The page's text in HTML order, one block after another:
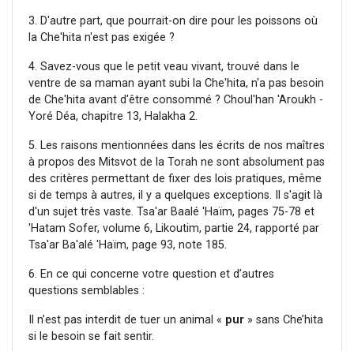
3. D'autre part, que pourrait-on dire pour les poissons où
la Che'hita n'est pas exigée ?
4. Savez-vous que le petit veau vivant, trouvé dans le
ventre de sa maman ayant subi la Che'hita, n'a pas besoin
de Che'hita avant d'être consommé ? Choul'han 'Aroukh -
Yoré Déa, chapitre 13, Halakha 2.
5. Les raisons mentionnées dans les écrits de nos maîtres
à propos des Mitsvot de la Torah ne sont absolument pas
des critères permettant de fixer des lois pratiques, même
si de temps à autres, il y a quelques exceptions. Il s'agit là
d'un sujet très vaste. Tsa'ar Baalé 'Haïm, pages 75-78 et
'Hatam Sofer, volume 6, Likoutim, partie 24, rapporté par
Tsa'ar Ba'alé 'Haïm, page 93, note 185.
6. En ce qui concerne votre question et d’autres
questions semblables :
Il n’est pas interdit de tuer un animal « pur » sans Che’hita
si le besoin se fait sentir.